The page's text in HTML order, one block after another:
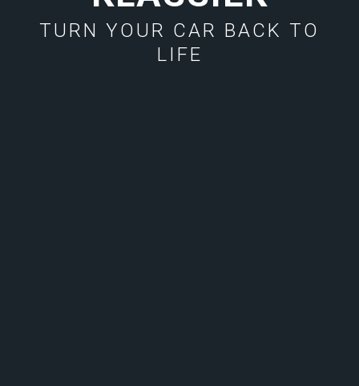
TURN YOUR CAR BACK TO
LIFE